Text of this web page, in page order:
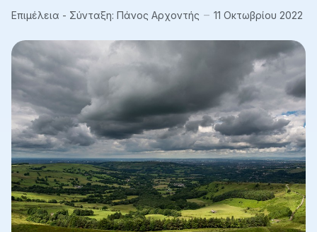
Επιμέλεια - Σύνταξη: Πάνος Αρχοντής 11 Οκτωβρίου 2022